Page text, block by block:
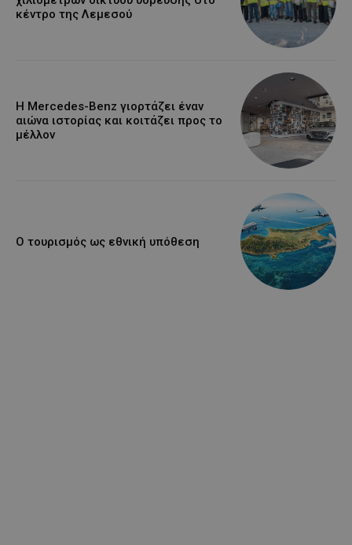
κέντρο της Λεμεσού
Η Mercedes-Benz γιορτάζει έναν
αιώνα ιστορίας και κοιτάζει προς το
μέλλον
Ο τουρισμός ως εθνική υπόθεση